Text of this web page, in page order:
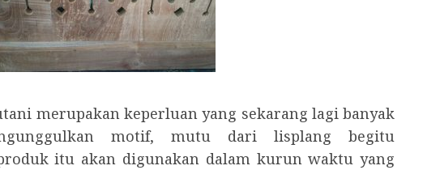
merupakan keperluan yang sekarang lagi banyak
motif, mutu dari lisplang begitu
itu akan digunakan dalam kurun waktu yang